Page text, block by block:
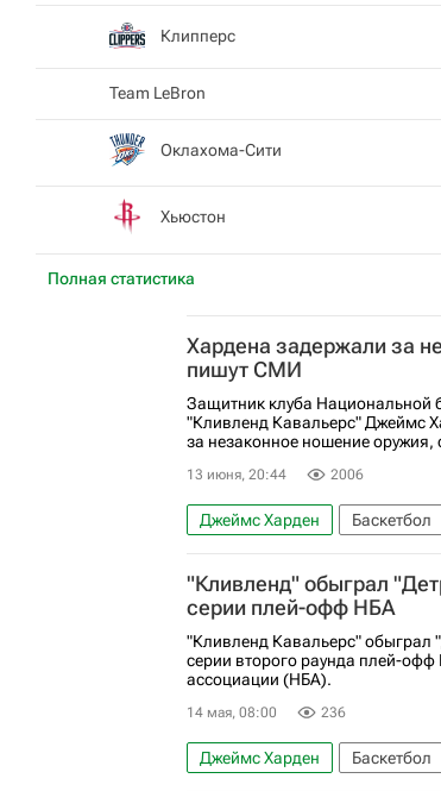
Полная статистика
Клипперс
Team LeBron
Оклахома-Сити
Хьюстон
Хардена задержали за
пишут СМИ
Защитник клуба Национальной
"Кливленд Кавальерс" Джеймс
за незаконное ношение оружия,
13 июня, 20:44 2006
Джеймс Харден Баскетбол
Хьюстон Рокетс
НБА
"Кливленд" обыграл
серии плей-офф НБА
"Кливленд Кавальерс" обыграл
серии второго раунда плей-
ассоциации (НБА).
14 мая, 08:00 236
Джеймс Харден Баскетбол